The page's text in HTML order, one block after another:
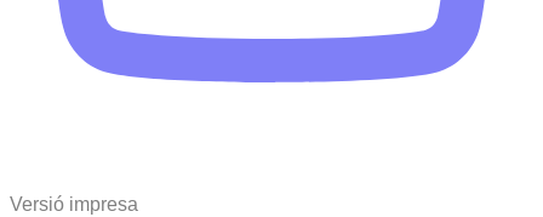
Versió impresa